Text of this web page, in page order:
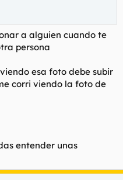
a alguien cuando te
persona
esa foto debe subir
corri viendo la foto de
entender unas